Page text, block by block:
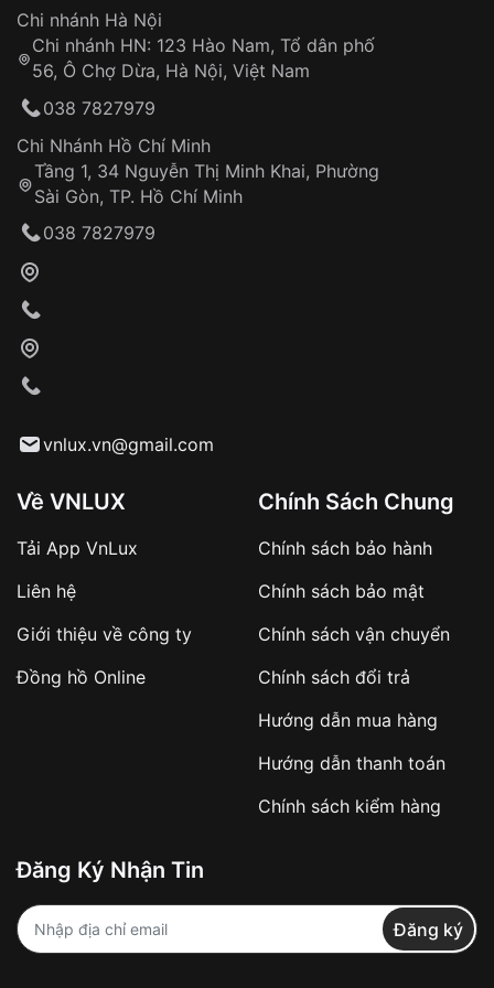
Hotline: 0585 215 215
Từ khóa SEO:
Khách hàng kiểm tra và thanh toán trực tiếp
Từ khóa SEO:
sản phẩm đặc biệt
Khách hàng cần
đặt cọc trước 10% giá trị đơn
hàng
Số tiền còn lại thanh toán khi nhận hàng hoặc
✔️ Hạn chế tình trạng hủy đơn không mong
Từ khóa SEO:
Đảm bảo quyền lợi khách hàng
Đồng hành cùng khách hàng trong suốt quá
trình sử dụng
Chi nhánh Hà Nội
Chi nhánh HN: 123 Hào Nam, Tổ dân phố
56, Ô Chợ Dừa, Hà Nội, Việt Nam
038 7827979
Chi Nhánh Hồ Chí Minh
Tầng 1, 34 Nguyễn Thị Minh Khai, Phường
Sài Gòn, TP. Hồ Chí Minh
038 7827979
vnlux.vn@gmail.com
Về VNLUX
Tải App VnLux
Liên hệ
Giới thiệu về công ty
Đồng hồ Online
Chính Sách Chung
Chính sách bảo hành
Chính sách bảo mật
Chính sách vận chuyển
Chính sách đổi trả
Hướng dẫn mua hàng
Hướng dẫn thanh toán
Chính sách kiểm hàng
Đăng Ký Nhận Tin
Đăng ký